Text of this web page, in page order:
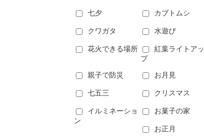
七夕 カブトムシ
クワガタ 水遊び
花火できる場所
紅葉ライトアッ
プ
親子で防災 お月見
七五三 クリスマス
イルミネーショ
ン
お菓子の家
お正月